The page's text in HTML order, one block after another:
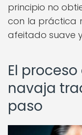
principio no
con la práctica
afeitado suave
El
navaja
paso